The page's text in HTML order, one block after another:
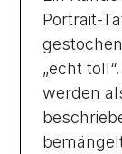
Portrait-
„echt
werden